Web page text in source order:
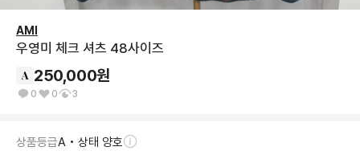
AMI
우영미 체크 셔츠 48사이즈
250,000원
0 0 3
상품등급A • 상태 양호